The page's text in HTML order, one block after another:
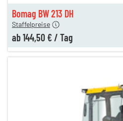
Bomag BW 213 DH
Staffelpreise
ab 144,50 € / Tag